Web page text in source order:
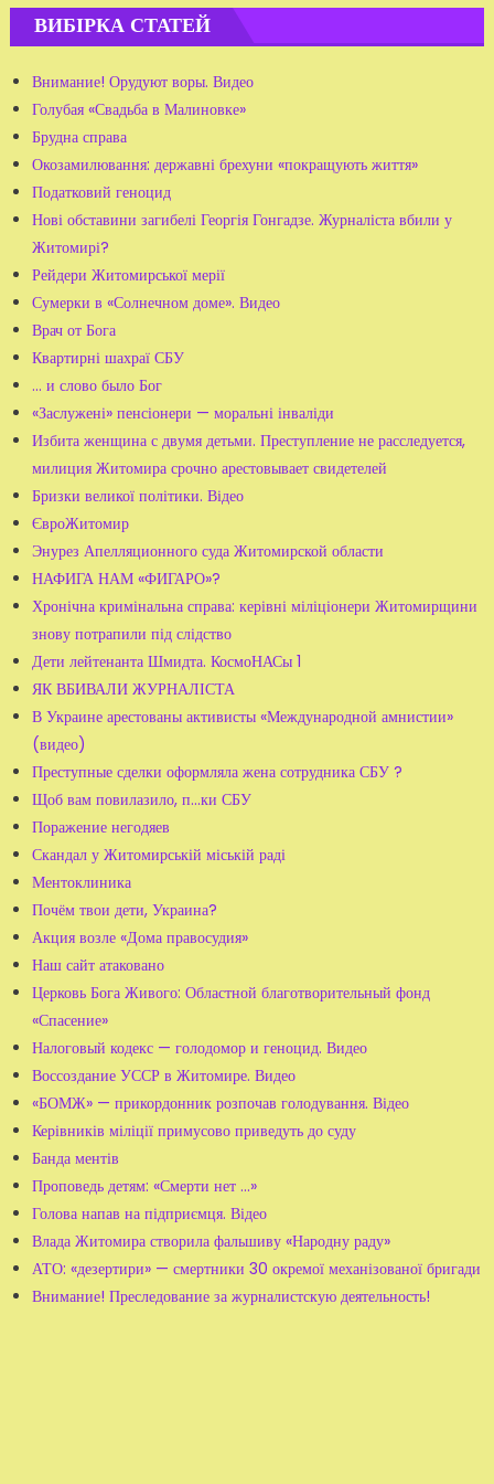
ВИБІРКА СТАТЕЙ
Внимание! Орудуют воры. Видео
Голубая «Свадьба в Малиновке»
Брудна справа
Окозамилювання: державні брехуни «покращують життя»
Податковий геноцид
Нові обставини загибелі Георгія Гонгадзе. Журналіста вбили у
Житомирі?
Рейдери Житомирської мерії
Сумерки в «Солнечном доме». Видео
Врач от Бога
Квартирні шахраї СБУ
... и слово было Бог
«Заслужені» пенсіонери — моральні інваліди
Избита женщина с двумя детьми. Преступление не расследуется,
милиция Житомира срочно арестовывает свидетелей
Бризки великої політики. Відео
ЄвроЖитомир
Энурез Апелляционного суда Житомирской области
НАФИГА НАМ «ФИГАРО»?
Хронічна кримінальна справа: керівні міліціонери Житомирщини
знову потрапили під слідство
Дети лейтенанта Шмидта. КосмоНАСы 1
ЯК ВБИВАЛИ ЖУРНАЛІСТА
В Украине арестованы активисты «Международной амнистии»
(видео)
Преступные сделки оформляла жена сотрудника СБУ ?
Щоб вам повилазило, п...ки СБУ
Поражение негодяев
Скандал у Житомирській міській раді
Ментоклиника
Почём твои дети, Украина?
Акция возле «Дома правосудия»
Наш сайт атаковано
Церковь Бога Живого: Областной благотворительный фонд
«Спасение»
Налоговый кодекс — голодомор и геноцид. Видео
Воссоздание УССР в Житомире. Видео
«БОМЖ» — прикордонник розпочав голодування. Відео
Керівників міліції примусово приведуть до суду
Банда ментів
Проповедь детям: «Смерти нет ...»
Голова напав на підприємця. Відео
Влада Житомира створила фальшиву «Народну раду»
АТО: «дезертири» — смертники 30 окремої механізованої бригади
Внимание! Преследование за журналистскую деятельность!